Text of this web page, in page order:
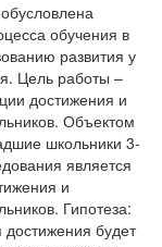
обучения в
развития у
Цель работы –
достижения и
Объектом
школьники 3-
является
и
Гипотеза:
будет